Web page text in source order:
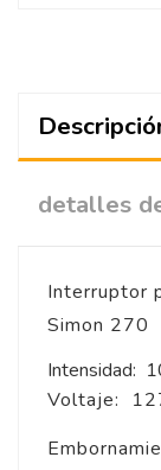
detalles
Interruptor
Simon 270
Intensidad:
Voltaje: